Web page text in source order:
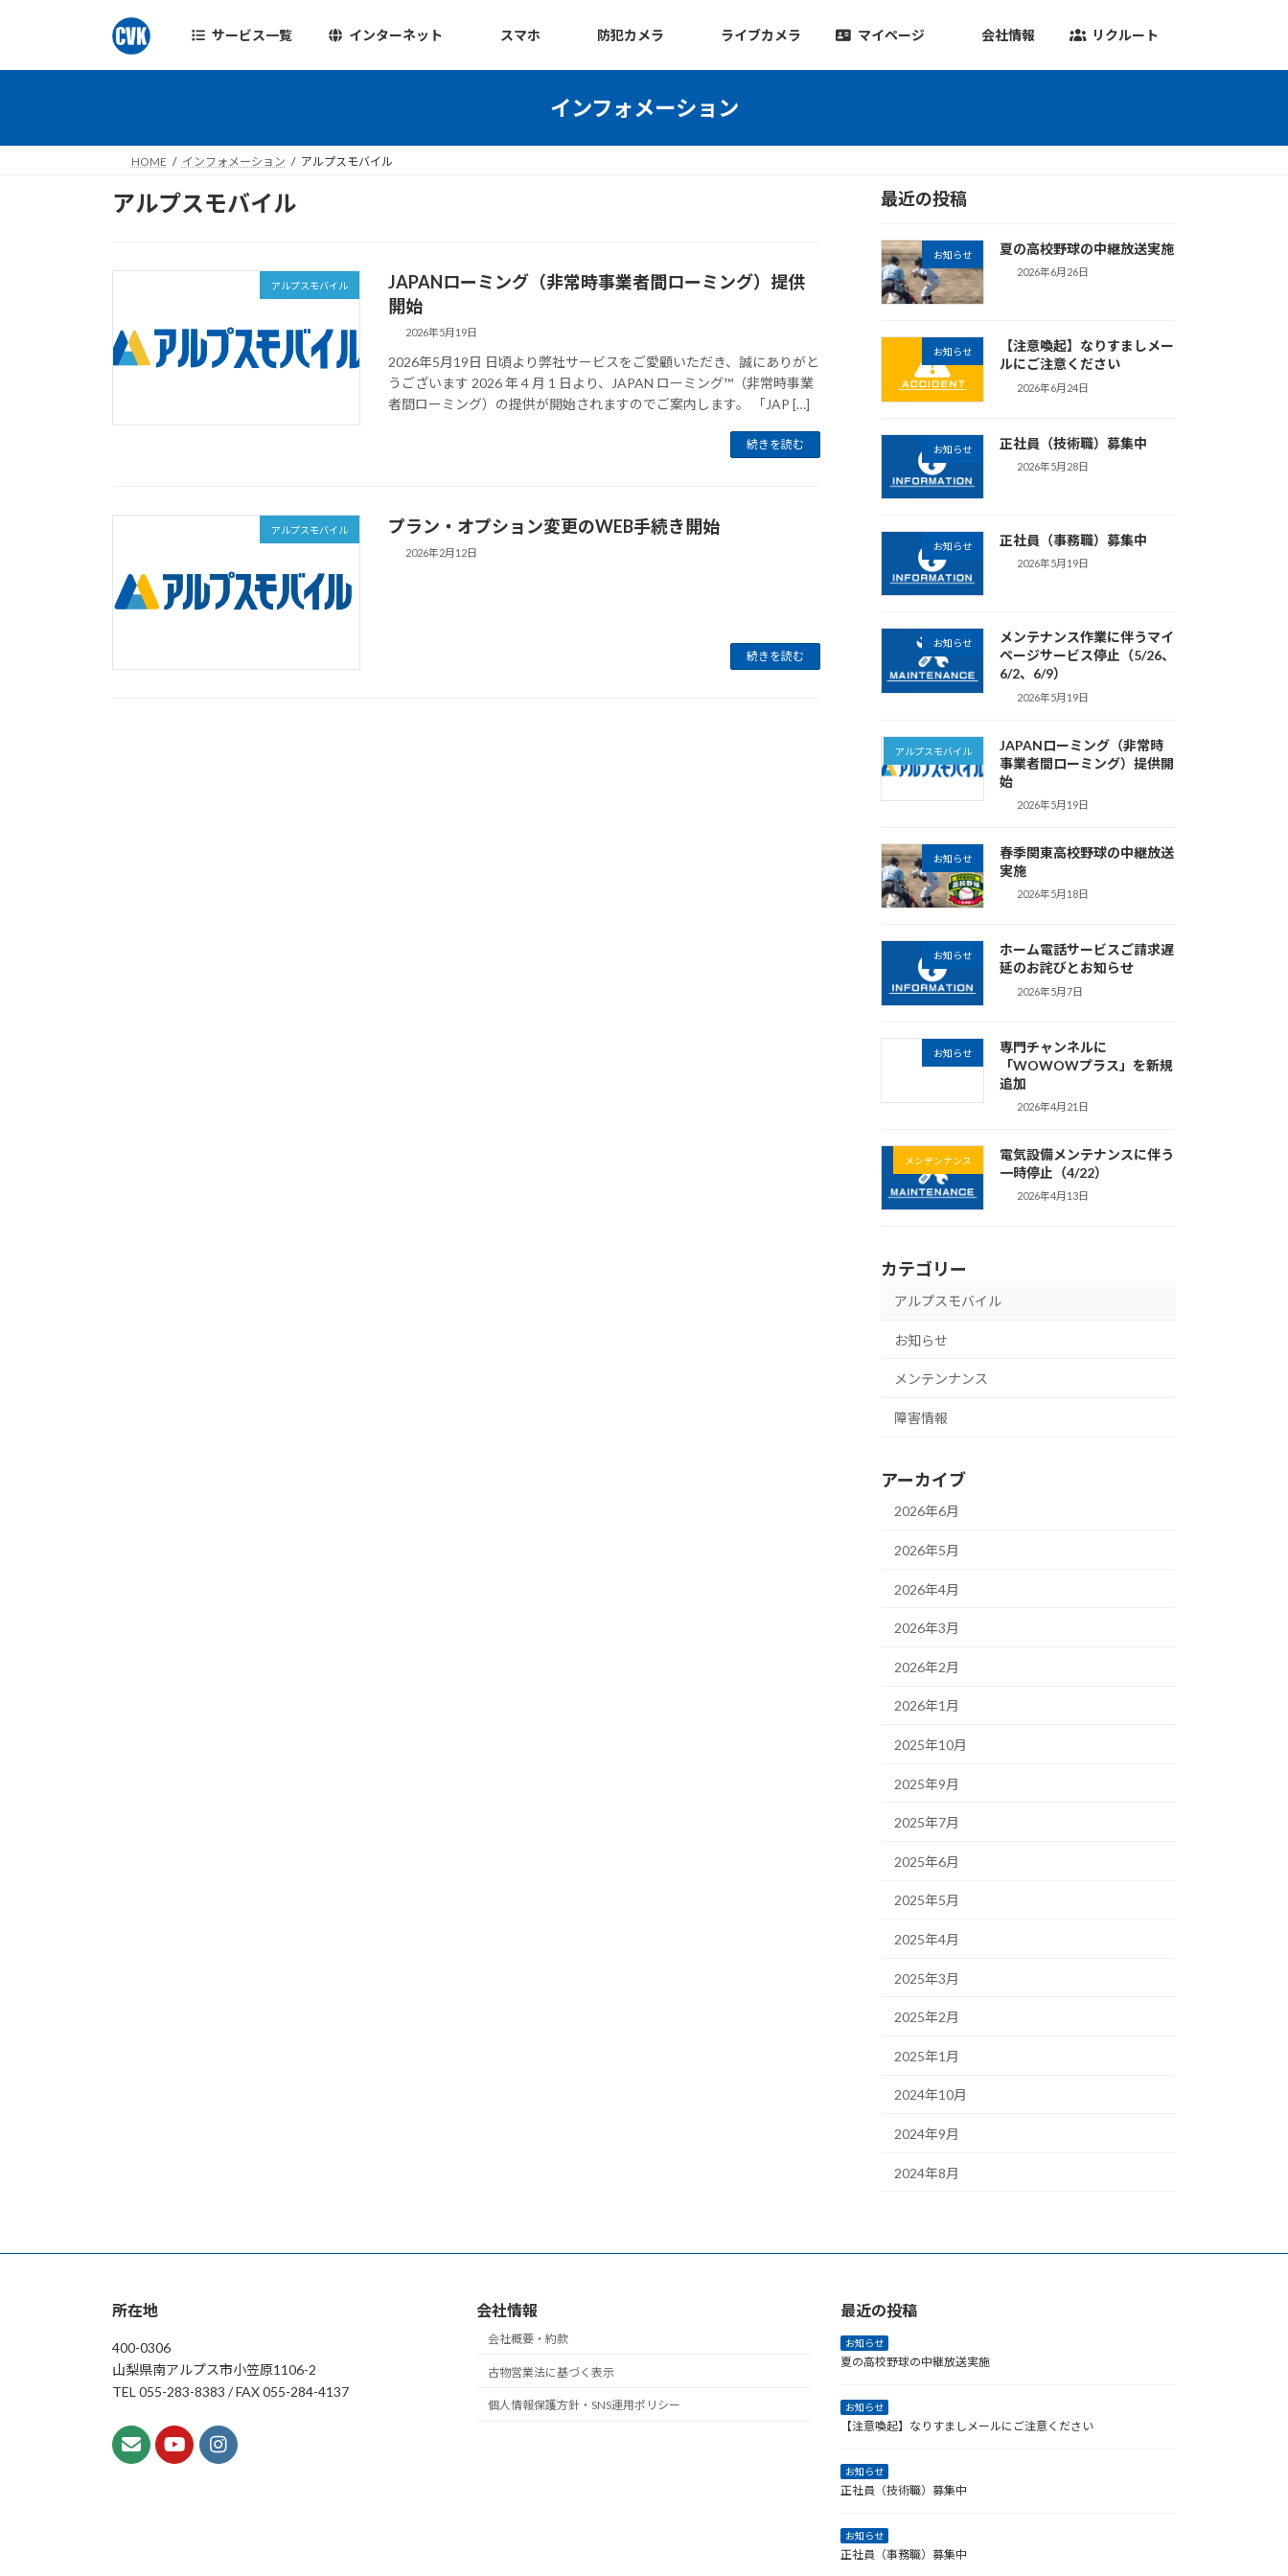
ス
ン
サービス一覧 インターネット スマホ 防犯カメラ ライブカメラ マイページ 会社情報 リクルート
インフォメーション
HOME インフォメーション アルプスモバイル
アルプスモバイル
アルプスモバイル
JAPANローミング（非常時事業者間ローミング）提供
開始
2026年5月19日
2026年5月19日 日頃より弊社サービスをご愛顧いただき、誠にありがと
うございます 2026 年 4 月 1 日より、JAPAN ローミング™（非常時事業
者間ローミング）の提供が開始されますのでご案内します。 「JAP […]
続きを読む
アルプスモバイル プラン・オプション変更のWEB手続き開始
2026年2月12日
続きを読む
最近の投稿
お知らせ 夏の高校野球の中継放送実施
2026年6月26日
お知らせ
【注意喚起】なりすましメー
ルにご注意ください
2026年6月24日
お知らせ 正社員（技術職）募集中
2026年5月28日
お知らせ 正社員（事務職）募集中
2026年5月19日
お知らせ
メンテナンス作業に伴うマイ
ページサービス停止（5/26、
6/2、6/9）
2026年5月19日
アルプスモバイル
JAPANローミング（非常時
事業者間ローミング）提供開
始
2026年5月19日
お知らせ
春季関東高校野球の中継放送
実施
2026年5月18日
お知らせ
ホーム電話サービスご請求遅
延のお詫びとお知らせ
2026年5月7日
お知らせ
専門チャンネルに
「WOWOWプラス」を新規
追加
2026年4月21日
メンテンナンス
電気設備メンテナンスに伴う
一時停止（4/22）
2026年4月13日
カテゴリー
アルプスモバイル
お知らせ
メンテンナンス
障害情報
アーカイブ
2026年6月
2026年5月
2026年4月
2026年3月
2026年2月
2026年1月
2025年10月
2025年9月
2025年7月
2025年6月
2025年5月
2025年4月
2025年3月
2025年2月
2025年1月
2024年10月
2024年9月
2024年8月
所在地
400-0306
山梨県南アルプス市小笠原1106-2
TEL 055-283-8383 / FAX 055-284-4137
会社情報
会社概要・約款
古物営業法に基づく表示
個人情報保護方針・SNS運用ポリシー
最近の投稿
お知らせ
夏の高校野球の中継放送実施
お知らせ
【注意喚起】なりすましメールにご注意ください
お知らせ
正社員（技術職）募集中
お知らせ
正社員（事務職）募集中